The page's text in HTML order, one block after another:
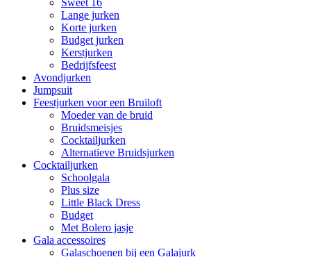
Sweet 16
Lange jurken
Korte jurken
Budget jurken
Kerstjurken
Bedrijfsfeest
Avondjurken
Jumpsuit
Feestjurken voor een Bruiloft
Moeder van de bruid
Bruidsmeisjes
Cocktailjurken
Alternatieve Bruidsjurken
Cocktailjurken
Schoolgala
Plus size
Little Black Dress
Budget
Met Bolero jasje
Gala accessoires
Galaschoenen bij een Galajurk